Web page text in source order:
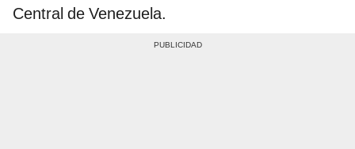
Central de Venezuela.